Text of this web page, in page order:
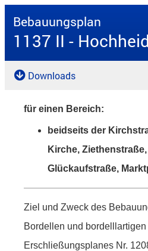
Bebauungsplan
1137 II -
Downloads
für einen Bereich:
beidseits der
Kirche,
Glückaufstraße,
Ziel und Zweck des
Bordellen und
Erschließungsplanes Nr.